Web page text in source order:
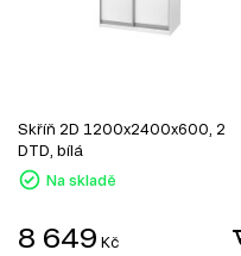
Skříň 2D 1200x2400x600, 2
DTD, bílá
Na skladě
8 649 Kč